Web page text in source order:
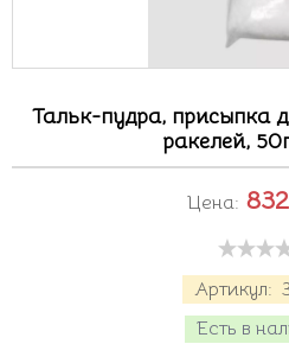
Тальк-пудра, присыпка
ракелей,
Артикул:
Есть в
Цена: 832